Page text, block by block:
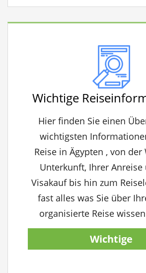
Wichtige
Hier finden Sie einen
wichtigsten
Reise in Ägypten , von
Unterkunft, Ihrer Anreise
Visakauf bis hin zum
fast alles was Sie über
organisierte Reise
Wichtige